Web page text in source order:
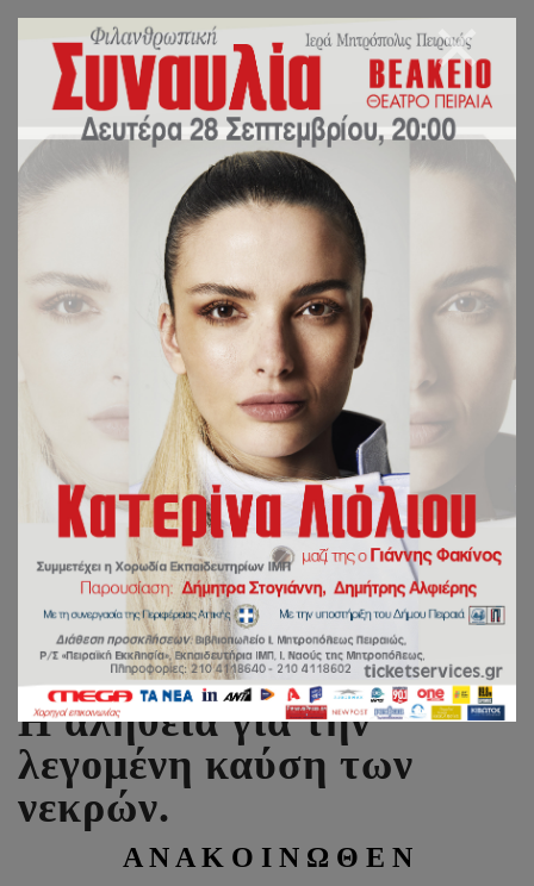
Μητροπολίτου Πειραιώς:
Η αλήθεια για την
λεγομένη καύση των
νεκρών.
Α Ν Α Κ Ο Ι Ν Ω Θ Ε Ν